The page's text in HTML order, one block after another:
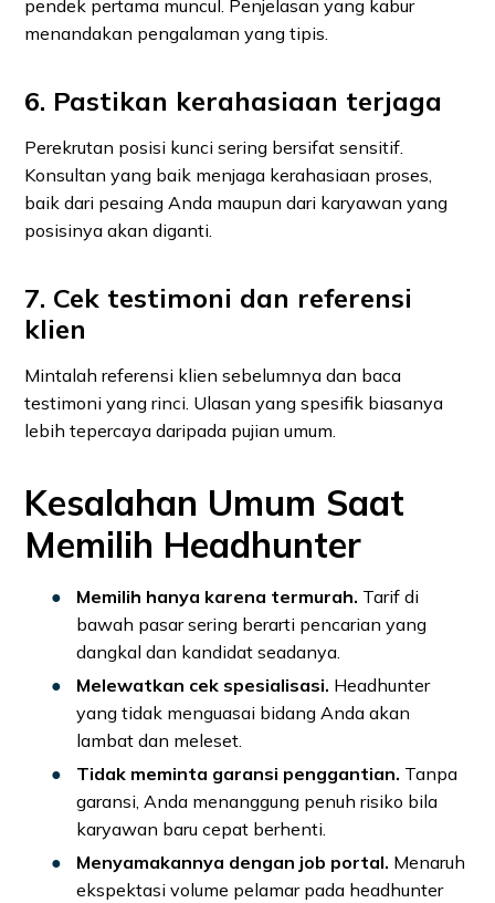
pendek pertama muncul. Penjelasan yang kabur
menandakan pengalaman yang tipis.
6. Pastikan kerahasiaan terjaga
Perekrutan posisi kunci sering bersifat sensitif.
Konsultan yang baik menjaga kerahasiaan proses,
baik dari pesaing Anda maupun dari karyawan yang
posisinya akan diganti.
7. Cek testimoni dan referensi
klien
Mintalah referensi klien sebelumnya dan baca
testimoni yang rinci. Ulasan yang spesifik biasanya
lebih tepercaya daripada pujian umum.
Kesalahan Umum Saat
Memilih Headhunter
Memilih hanya karena termurah. Tarif di
bawah pasar sering berarti pencarian yang
dangkal dan kandidat seadanya.
Melewatkan cek spesialisasi. Headhunter
yang tidak menguasai bidang Anda akan
lambat dan meleset.
Tidak meminta garansi penggantian. Tanpa
garansi, Anda menanggung penuh risiko bila
karyawan baru cepat berhenti.
Menyamakannya dengan job portal. Menaruh
ekspektasi volume pelamar pada headhunter